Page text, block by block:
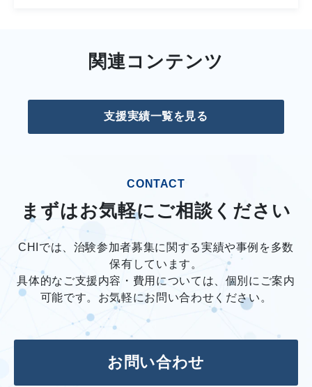
関連コンテンツ
支援実績一覧を見る
CONTACT
まずはお気軽にご相談ください
CHIでは、治験参加者募集に関する実績や事例を多数
保有しています。
具体的なご支援内容・費用については、個別にご案内
可能です。お気軽にお問い合わせください。
お問い合わせ